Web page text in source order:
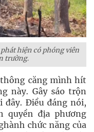
hiện có phóng viên
trường.
căng mình hít
này. Gây sáo trộn
đây. Điều đáng nói,
quyền địa phương
chức năng của